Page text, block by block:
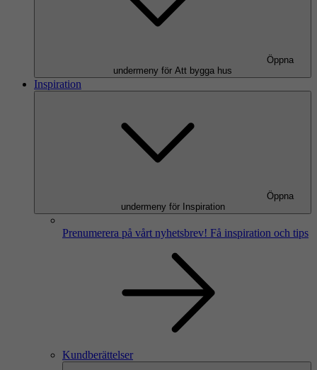
Öppna
undermeny för Att bygga hus
Inspiration
Öppna
undermeny för Inspiration
Prenumerera på vårt nyhetsbrev! Få inspiration och tips
Kundberättelser